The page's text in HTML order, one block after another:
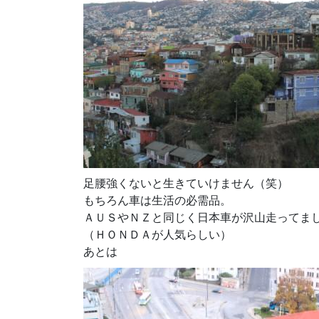
足腰強くないと生きていけません（笑）
もちろん車は生活の必需品。
ＡＵＳやＮＺと同じく日本車が沢山走ってま
（ＨＯＮＤＡが人気らしい）
あとは